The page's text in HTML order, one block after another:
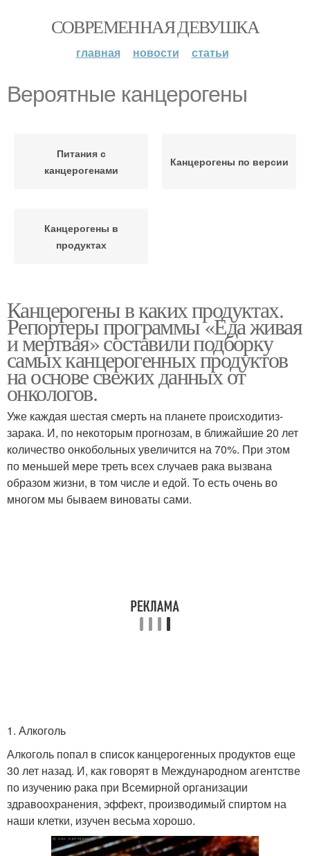
СОВРЕМЕННАЯ ДЕВУШКА
главная новости статьи
Вероятные канцерогены
Питания с
канцерогенами
Канцерогены по версии
Канцерогены в
продуктах
Канцерогены в каких продуктах.
Репортеры программы «Еда живая
и мертвая» составили подборку
самых канцерогенных продуктов
на основе свежих данных от
онкологов.
Уже каждая шестая смерть на планете происходитиз-
зарака. И, по некоторым прогнозам, в ближайшие 20 лет
количество онкобольных увеличится на 70%. При этом
по меньшей мере треть всех случаев рака вызвана
образом жизни, в том числе и едой. То есть очень во
многом мы бываем виноваты сами.
1. Алкоголь
Алкоголь попал в список канцерогенных продуктов еще
30 лет назад. И, как говорят в Международном агентстве
по изучению рака при Всемирной организации
здравоохранения, эффект, производимый спиртом на
наши клетки, изучен весьма хорошо.